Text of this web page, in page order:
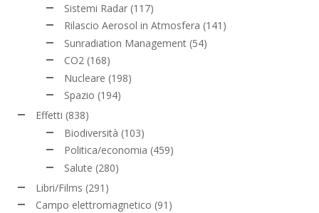
Sistemi Radar (117)
Rilascio Aerosol in Atmosfera (141)
Sunradiation Management (54)
CO2 (168)
Nucleare (198)
Spazio (194)
Effetti (838)
Biodiversità (103)
Politica/economia (459)
Salute (280)
Libri/Films (291)
Campo elettromagnetico (91)